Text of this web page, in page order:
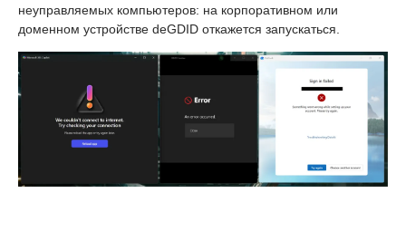
неуправляемых компьютеров: на корпоративном или
доменном устройстве deGDID откажется запускаться.